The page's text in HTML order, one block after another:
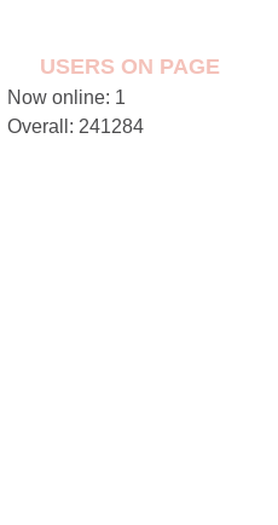
USERS ON PAGE
Now online: 1
Overall: 241284